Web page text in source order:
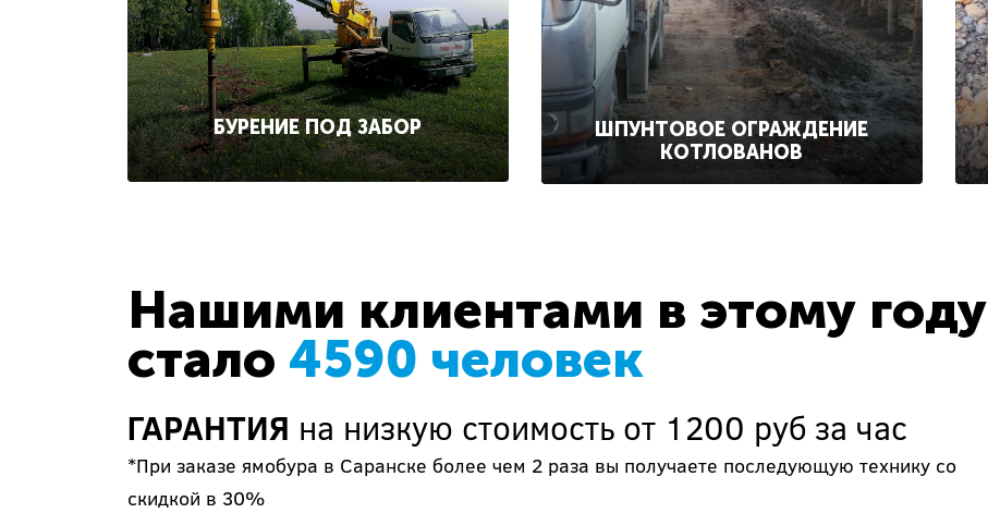
БУРЕНИЕ ПОД ЗАБОР
ШПУНТОВОЕ ОГРАЖДЕНИЕ
КОТЛОВАНОВ
Нашими клиентами в этому году
стало 4590 человек
ГАРАНТИЯ на низкую стоимость от 1200 руб за час
*При заказе ямобура в Саранске более чем 2 раза вы получаете последующую технику со
скидкой в 30%